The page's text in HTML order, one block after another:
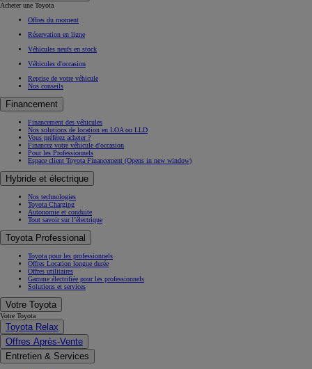
Acheter une Toyota
Offres du moment
Réservation en ligne
Véhicules neufs en stock
Véhicules d'occasion
Reprise de votre véhicule
Nos conseils
Financement
Financement des véhicules
Nos solutions de location en LOA ou LLD
Vous préférez acheter ?
Financez votre véhicule d'occasion
Pour les Professionnels
Espace client Toyota Financement (Opens in new window)
Hybride et électrique
Nos technologies
Toyota Charging
Autonomie et conduite
Tout savoir sur l’électrique
Toyota Professional
Toyota pour les professionnels
Offres Location longue durée
Offres utilitaires
Gamme électrifiée pour les professionnels
Solutions et services
Votre Toyota
Votre Toyota
Toyota Relax
Offres Après-Vente
Entretien & Services